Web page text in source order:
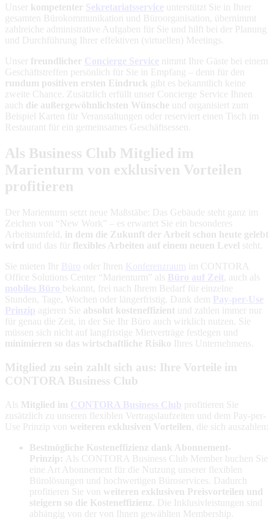
Unser kompetenter Sekretariatsservice unterstützt Sie in Ihrer
gesamten Bürokommunikation und Büroorganisation, übernimmt
zahlreiche administrative Aufgaben für Sie und hilft bei der Planung
und Durchführung Ihrer effektiven (virtuellen) Meetings.
Unser freundlicher Concierge Service nimmt Ihre Gäste bei einem
Geschäftstreffen persönlich für Sie in Empfang – denn für den
rundum positiven ersten Eindruck gibt es bekanntlich keine
zweite Chance. Zusätzlich erfüllt unser Concierge Service Ihnen
auch die außergewöhnlichsten Wünsche und organisiert zum
Beispiel Karten für Veranstaltungen oder reserviert einen Tisch im
Restaurant für ein gemeinsames Geschäftsessen.
Als Business Club Mitglied im
Marienturm von exklusiven Vorteilen
profitieren
Der Marienturm setzt neue Maßstäbe: Das Gebäude steht ganz im
Zeichen von “New Work” – es erwartet Sie ein besonderes
Arbeitsumfeld,
in dem die Zukunft der Arbeit schon heute gelebt
wird und das für flexibles Arbeiten auf einem neuen Level steht.
Sie mieten Ihr
Büro oder Ihren Konferenzraum im CONTORA
Office Solutions Center “Marienturm” als Büro auf Zeit
, auch als
mobiles Büro bekannt, frei nach Ihrem Bedarf für einzelne
Stunden, Tage, Wochen oder längerfristig. Dank dem Pay-per-Use
Prinzip agieren Sie absolut kosteneffizient und zahlen immer nur
für genau die Zeit, in der Sie Ihr Büro auch wirklich nutzen. Sie
müssen sich nicht auf langfristige Mietverträge festlegen und
minimieren so das wirtschaftliche Risiko Ihres Unternehmens.
Mitglied zu sein zahlt sich aus: Ihre Vorteile im
CONTORA Business Club
Als Mitglied im CONTORA Business Club profitieren Sie
zusätzlich zu unseren flexiblen Vertragslaufzeiten und dem Pay-per-
Use Prinzip von weiteren exklusiven Vorteilen , die sich auszahlen:
Bestmögliche Kosteneffizienz dank Abonnement-
Prinzip:
Als CONTORA Business Club Member buchen Sie
eine Art Abonnement für die Nutzung unserer flexiblen
Bürolösungen und hochwertigen Büroservices. Dadurch
profitieren Sie von weiteren exklusiven Preisvorteilen und
steigern so die Kosteneffizienz . Die Inklusivleistungen sind
abhängig von der von Ihnen gewählten Membership.